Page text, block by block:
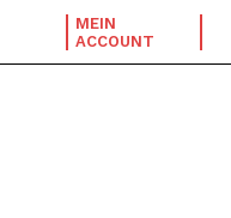
MEIN
ACCOUNT